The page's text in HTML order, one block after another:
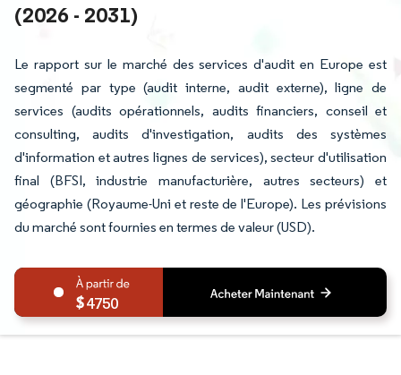
(2026 - 2031)
Le rapport sur le marché des services d'audit en Europe est
segmenté par type (audit interne, audit externe), ligne de
services (audits opérationnels, audits financiers, conseil et
consulting, audits d'investigation, audits des systèmes
d'information et autres lignes de services), secteur d'utilisation
final (BFSI, industrie manufacturière, autres secteurs) et
géographie (Royaume-Uni et reste de l'Europe). Les prévisions
du marché sont fournies en termes de valeur (USD).
4750